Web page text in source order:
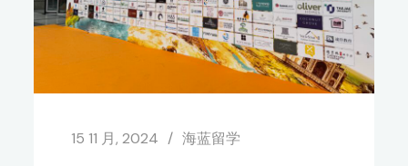
15 11 月, 2024 海蓝留学